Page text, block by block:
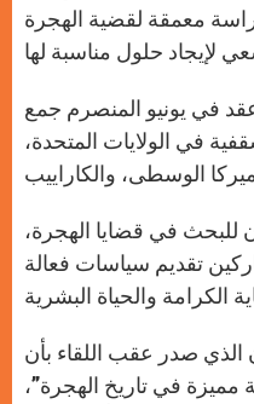
معمقة لقضية الهجرة
في يونيو المنصرم جمع
في الولايات المتحدة،
للبحث في قضايا الهجرة،
تقديم سياسات فعالة
الذي صدر عقب اللقاء بأن
مميزة في تاريخ الهجرة”،